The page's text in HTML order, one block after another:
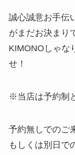
誠心誠意お手伝
がまだお決まり
KIMONOしゃな
せ！
※当店は予約制
予約無しでのご
もしくは別日で